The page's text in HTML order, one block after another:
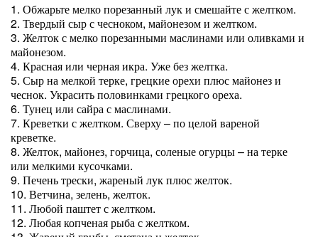
1. Обжарьте мелко порезанный лук и смешайте с желтком.
2. Твердый сыр с чесноком, майонезом и желтком.
3. Желток с мелко порезанными маслинами или оливками и
майонезом.
4. Красная или черная икра. Уже без желтка.
5. Сыр на мелкой терке, грецкие орехи плюс майонез и
чеснок. Украсить половинками грецкого ореха.
6. Тунец или сайра с маслинами.
7. Креветки с желтком. Сверху – по целой вареной
креветке.
8. Желток, майонез, горчица, соленые огурцы – на терке
или мелкими кусочками.
9. Печень трески, жареный лук плюс желток.
10. Ветчина, зелень, желток.
11. Любой паштет с желтком.
12. Любая копченая рыба с желтком.